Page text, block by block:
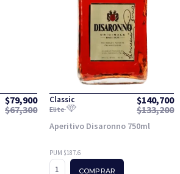
$79,900
$67,300
Classic $140,700
Elite $133,200
Aperitivo Disaronno 750ml
PUM $187.6
COMPRAR